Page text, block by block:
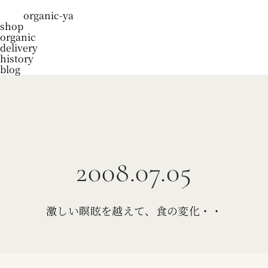
organic-ya
shop
organic
delivery
history
blog
2008.07.05
激しい瞑眩を越えて、食の変化・・